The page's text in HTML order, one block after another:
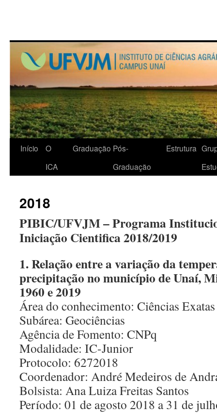
Início
O
ICA
Graduação Pós-
Graduação
Estrutura
2018
PIBIC/UFVJM – Programa
Iniciação Cientifica 2018/2019
1. Relação entre a variação da
precipitação no município de Unaí,
1960 e 2019
Área do conhecimento: Ciências
Subárea: Geociências
Agência de Fomento: CNPq
Modalidade: IC-Junior
Protocolo: 6272018
Coordenador: André Medeiros de
Bolsista: Ana Luiza Freitas Santos
Período: 01 de agosto 2018 a 31 de